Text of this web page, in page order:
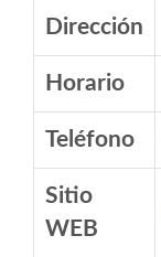
Dirección
Horario
Teléfono
Sitio
WEB